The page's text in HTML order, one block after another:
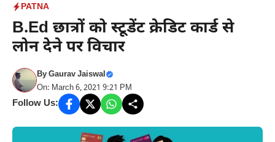
PATNA
B.Ed छात्रों को स्टूडेंट क्रेडिट कार्ड से
लोन देने पर विचार
ByGaurav Jaiswal
On: March 6, 2021 9:21 PM
Follow Us: